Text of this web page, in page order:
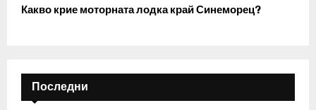
Какво крие моторната лодка край Синеморец?
Последни